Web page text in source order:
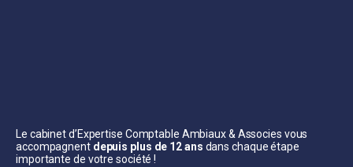
Le cabinet d’Expertise Comptable Ambiaux & Associes vous
accompagnent depuis plus de 12 ans dans chaque étape
importante de votre société !